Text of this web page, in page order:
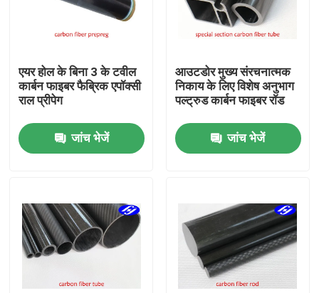
उत्पाद
वीडियो
एयर होल के बिना 3 के टवील
कार्बन फाइबर फैब्रिक एपॉक्सी
राल प्रीपेग
जांच भेजें
आउटडोर मुख्य संरचनात्मक
निकाय के लिए विशेष अनुभाग
पल्ट्रुड कार्बन फाइबर रॉड
जांच भेजें